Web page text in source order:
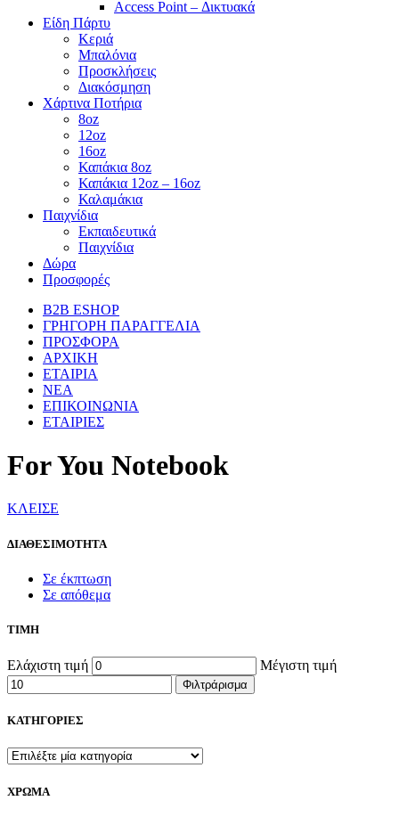
Access Point – Δικτυακά
Είδη Πάρτυ
Κεριά
Μπαλόνια
Προσκλήσεις
Διακόσμηση
Χάρτινα Ποτήρια
8oz
12oz
16oz
Καπάκια 8oz
Καπάκια 12oz – 16oz
Καλαμάκια
Παιχνίδια
Εκπαιδευτικά
Παιχνίδια
Δώρα
Προσφορές
B2B ESHOP
ΓΡΗΓΟΡΗ ΠΑΡΑΓΓΕΛΙΑ
ΠΡΟΣΦΟΡΑ
ΑΡΧΙΚΗ
ΕΤΑΙΡΙΑ
ΝΕΑ
ΕΠΙΚΟΙΝΩΝΙΑ
ΕΤΑΙΡΙΕΣ
For You Notebook
ΚΛΕΙΣΕ
ΔΙΑΘΕΣΙΜΟΤΗΤΑ
Σε έκπτωση
Σε απόθεμα
ΤΙΜΗ
Ελάχιστη τιμή Μέγιστη τιμή
Φιλτράρισμα
ΚΑΤΗΓΟΡΙΕΣ
ΧΡΩΜΑ